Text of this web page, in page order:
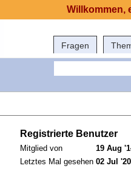
Fragen
Registrierte Benutzer
Mitglied von
19 Aug
Letztes Mal gesehen 02 Jul
Willkommen,